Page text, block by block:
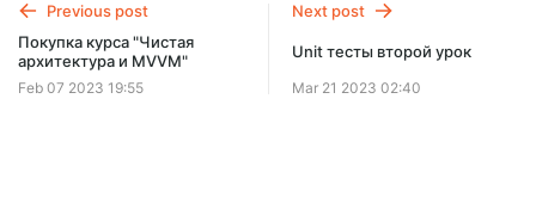
Previous post
Покупка курса "Чистая
архитектура и MVVM"
Feb 07 2023 19:55
Next post
Unit тесты второй урок
Mar 21 2023 02:40